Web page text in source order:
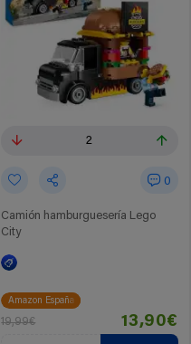
2
0
Camión hamburguesería Lego
City
Amazon España
19,99€ 13,90€